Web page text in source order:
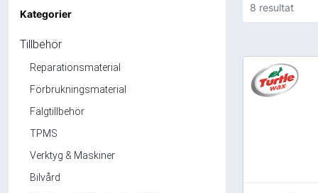
Övriga däck
Verktyg & Maskiner
Balanseringsmaskin
Domkrafter
Däckkärror
Hjultvätt
Bilvård
Kategorier
Tillbehör
Reparationsmaterial
Förbrukningsmaterial
Fälgtillbehör
TPMS
Verktyg & Maskiner
Bilvård
8 resultat